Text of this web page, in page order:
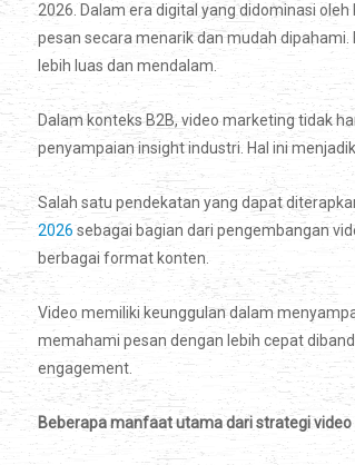
2026. Dalam era digital yang didominasi
pesan secara menarik dan mudah
lebih luas dan mendalam.
Dalam konteks B2B, video marketing tidak
penyampaian insight industri. Hal ini
Salah satu pendekatan yang dapat
2026 sebagai bagian dari pengembangan
berbagai format konten.
Video memiliki keunggulan dalam
memahami pesan dengan lebih cepat
engagement.
Beberapa manfaat utama dari strategi